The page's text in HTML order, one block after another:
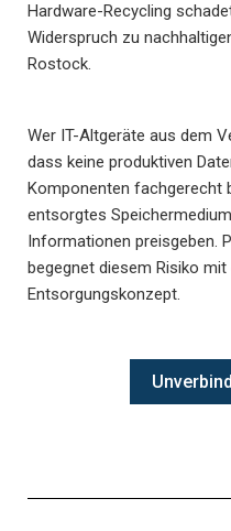
Hardware-Recycling
Widerspruch zu
Rostock.
Wer IT-Altgeräte aus dem
dass keine produktiven
Komponenten fachgerecht
entsorgtes
Informationen preisgeben.
begegnet diesem Risiko
Entsorgungskonzept.